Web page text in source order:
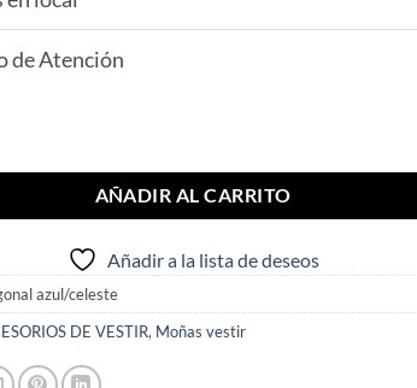
de Atención
AÑADIR AL CARRITO
Añadir a la lista de deseos
azul/celeste
DE VESTIR, Moñas vestir